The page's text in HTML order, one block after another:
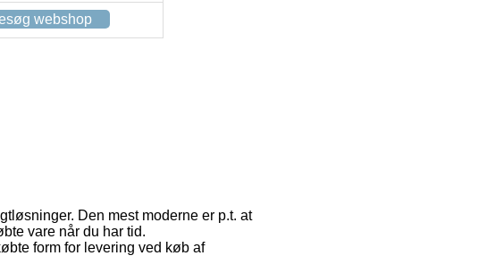
webshop
Den mest moderne er p.t. at
vare når du har tid.
form for levering ved køb af